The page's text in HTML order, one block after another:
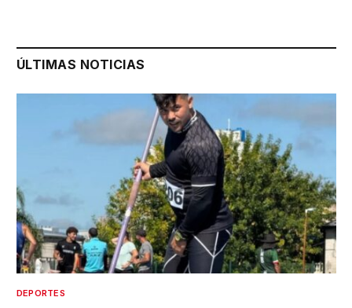
ÚLTIMAS NOTICIAS
DEPORTES